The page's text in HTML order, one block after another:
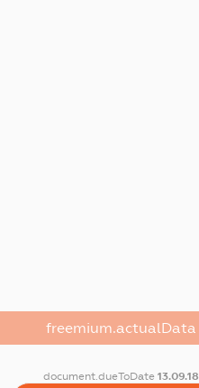
freemium.actualData
document.dueToDate 13.09.18